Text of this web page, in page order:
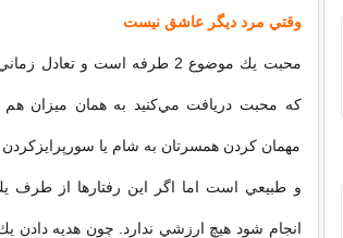
وقتي مرد ديگر عاشق نيست
محبت يك موضوع 2 طرفه است و
كه محبت دريافت مي‌كنيد به همان ميزان
مهمان كردن همسر‌تان به شام يا
و طبيعي است اما اگر اين رفتارها از
انجام شود هيچ ارزشي ندارد. چون هديه دادن